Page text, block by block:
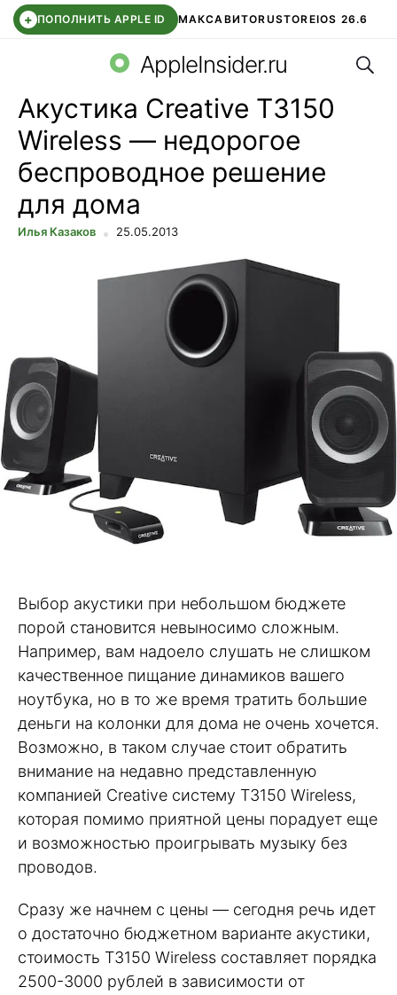
+ ПОПОЛНИТЬ APPLE ID МАКСАВИТОRUSTOREIOS 26.6
СБЕР КИДС ВТБ ОНЛАЙН ЧАТ В ROBLOX
AppleInsider.ru
Акустика Creative T3150
Wireless — недорогое
беспроводное решение
для дома
Илья Казаков 25.05.2013
Выбор акустики при небольшом бюджете
порой становится невыносимо сложным.
Например, вам надоело слушать не слишком
качественное пищание динамиков вашего
ноутбука, но в то же время тратить большие
деньги на колонки для дома не очень хочется.
Возможно, в таком случае стоит обратить
внимание на недавно представленную
компанией Creative систему T3150 Wireless,
которая помимо приятной цены порадует еще
и возможностью проигрывать музыку без
проводов.
Сразу же начнем с цены — сегодня речь идет
о достаточно бюджетном варианте акустики,
стоимость T3150 Wireless составляет порядка
2500-3000 рублей в зависимости от